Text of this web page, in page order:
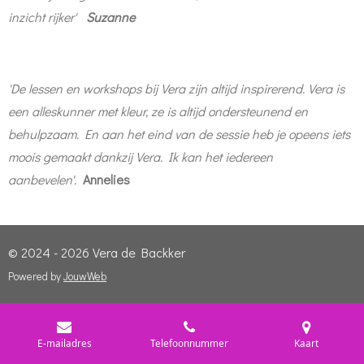
inzicht rijker' Suzanne
'De lessen en workshops bij Vera zijn altijd inspirerend. Vera is
een alleskunner met kleur, ze is altijd ondersteunend en
behulpzaam. En aan het eind van de sessie heb je opeens iets
moois gemaakt dankzij Vera. Ik kan het iedereen
aanbevelen'. Annelies
© 2024 - 2026 Vera de Backker
Powered byJouwWeb
E-mailadres Telefoonnummer Kaart